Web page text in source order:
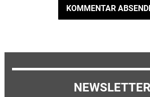
KOMMENTAR
NEWSLETTER